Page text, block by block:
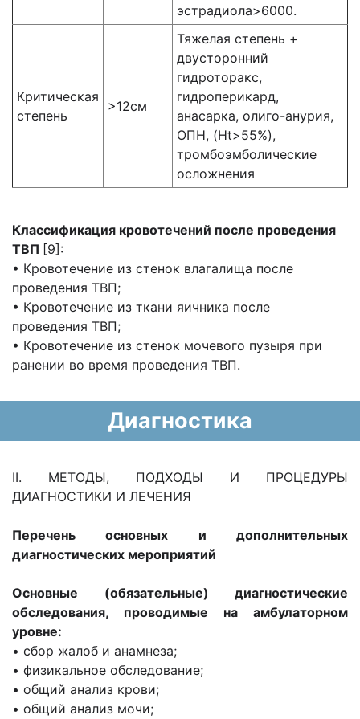
эстрадиола>6000.
Критическая
степень
>12см
Тяжелая степень +
двусторонний
гидроторакс,
гидроперикард,
анасарка, олиго-анурия,
ОПН, (Ht>55%),
тромбоэмболические
осложнения
Классификация кровотечений после проведения
ТВП [9]:
• Кровотечение из стенок влагалища после
проведения ТВП;
• Кровотечение из ткани яичника после
проведения ТВП;
• Кровотечение из стенок мочевого пузыря при
ранении во время проведения ТВП.
Диагностика
II. МЕТОДЫ, ПОДХОДЫ И ПРОЦЕДУРЫ
ДИАГНОСТИКИ И ЛЕЧЕНИЯ
Перечень основных и дополнительных
диагностических мероприятий
Основные (обязательные) диагностические
обследования, проводимые на амбулаторном
уровне:
• сбор жалоб и анамнеза;
• физикальное обследование;
• общий анализ крови;
• общий анализ мочи;